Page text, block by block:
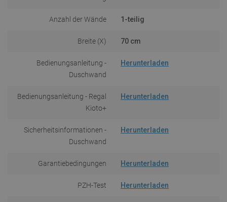
Anzahl der Wände 1-teilig
Breite (X) 70 cm
Bedienungsanleitung -
Duschwand
Herunterladen
Bedienungsanleitung - Regal
Kioto+
Herunterladen
Sicherheitsinformationen -
Duschwand
Herunterladen
Garantiebedingungen Herunterladen
PZH-Test Herunterladen